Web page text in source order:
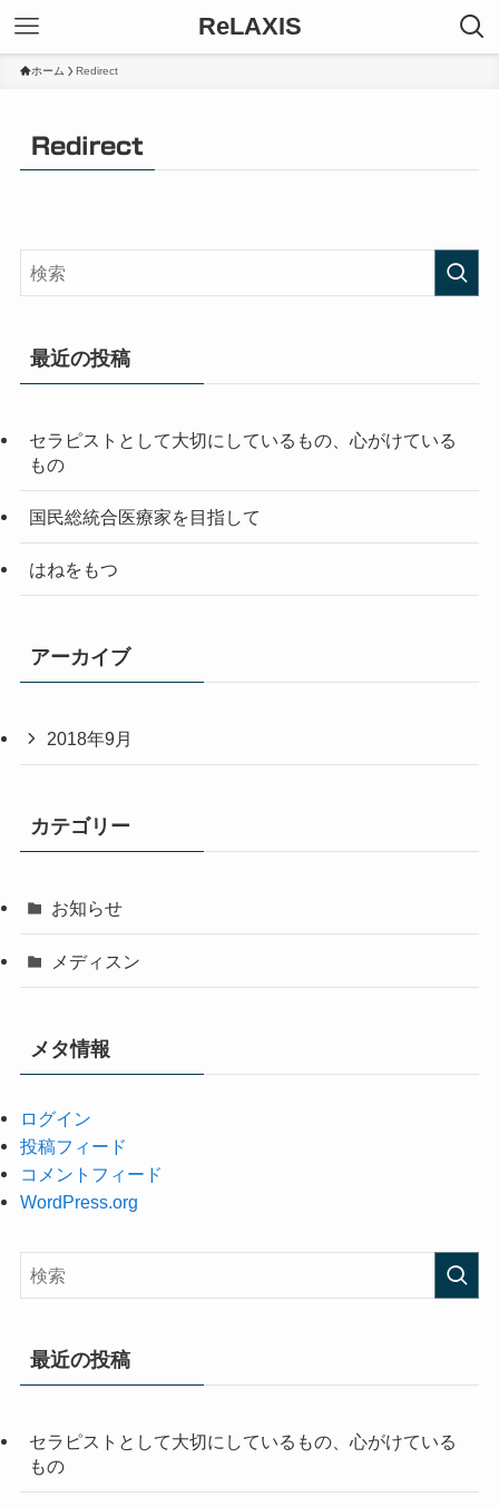
ReLAXIS
ホーム Redirect
Redirect
最近の投稿
セラピストとして大切にしているもの、心がけている
もの
国民総統合医療家を目指して
はねをもつ
アーカイブ
2018年9月
カテゴリー
お知らせ
メディスン
メタ情報
ログイン
投稿フィード
コメントフィード
WordPress.org
最近の投稿
セラピストとして大切にしているもの、心がけている
もの